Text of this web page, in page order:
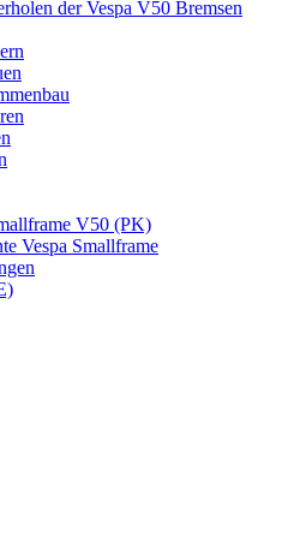
der Vespa V50 Bremsen
V50 (PK)
Vespa Smallframe